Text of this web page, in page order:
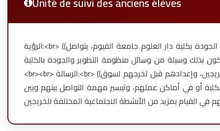
الرؤية:<br> ((مكتب متابعة الخريجين واحد من المكاتب المتخصصة التابعة لوحدة ضمان الجودة بكلية دار العلوم جامعة الفيوم، يتواصل
بذلك وسيلة من وسائل منظومة التطوير والجودة بالكلية))
<br><br> الرسالة:<br> ((يقوم مكتب متابعة خريجي كلية دار العلوم جامعة الفيوم بالتواصل مع الخريجين، وإعدادهم قبل تخرجهم لسوق
أو في أماكن عملهم، وتيسير مهمة التواصل بينهم وبين